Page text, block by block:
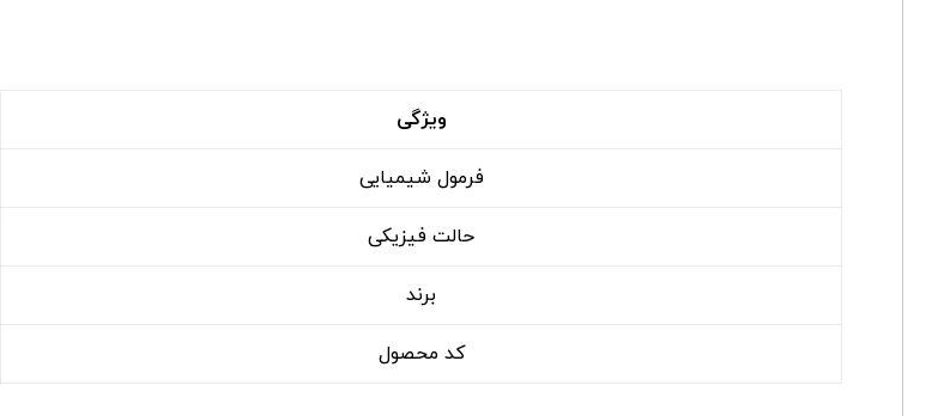
ویژگی
فرمول شیمیایی
حالت فیزیکی
برند
کد محصول